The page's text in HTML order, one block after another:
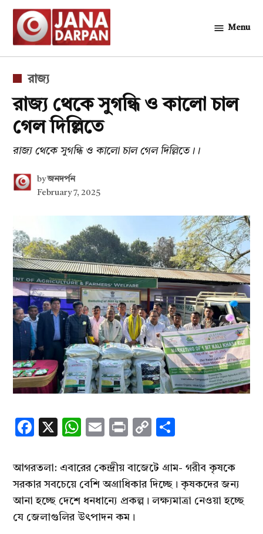
Skip
content
Menu
POSTED
রাজ্য
রাজ্য থেকে সুগন্ধি ও কালো চাল
গেল দিল্লিতে
রাজ্য থেকে সুগন্ধি ও কালো চাল গেল দিল্লিতে।।
by জনদর্পন
February 7, 2025
Facebook
X WhatsApp
EmailPrintCopy
আগরতলা: এবারের কেন্দ্রীয় বাজেটে গ্রাম- গরীব কৃষকে
সরকার সবচেয়ে বেশি অগ্রাধিকার দিচ্ছে। কৃষকদের জন্য
আনা হচ্ছে দেশে ধনধান্যে প্রকল্প। লক্ষ্যমাত্রা নেওয়া হচ্ছে
যে জেলাগুলির উৎপাদন কম।